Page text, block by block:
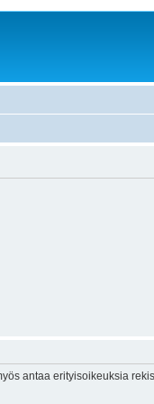
antaa erityisoikeuksia